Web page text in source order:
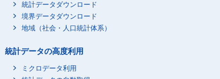
統計データダウンロード
境界データダウンロード
地域（社会・人口統計体系）
統計データの高度利用
ミクロデータ利用